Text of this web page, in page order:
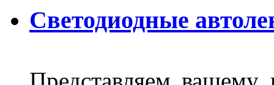
Светодиодные